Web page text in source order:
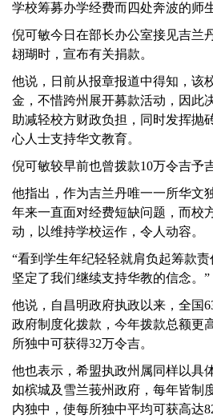
学校筹募办学经费而四处奔波的师
倪可敏今日在部长办公室接见吉兰
翃瑚时，宣布有关捐款。
他说，日前从报章报道中得知，该
金，不惜跨州展开募款活动，因此
助减轻校方财政负担，同时发挥抛
心人士支持华文教育。
倪可敏较早前也曾拨款10万令吉予
他指出，作为吉兰丹唯一一所华文
年来一直面对经费短缺问题，而校
动，以维持学校运作，令人动容。
“看到学生年纪轻轻就肩负起筹款
坚定了我们继续支持华教的信念。”
他说，自昌明政府执政以来，全国
政府制度化拨款，今年拨款总额更
所独中可获得32万令吉。
他也表示，希盟执政州属同样以具
如槟城及雪兰莪州政府，每年皆制
内独中，使每所独中平均可获高达